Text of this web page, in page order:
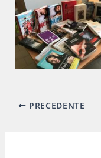
Navigazione
PRECEDENTE